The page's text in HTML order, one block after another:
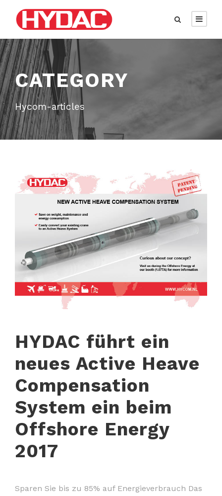
CATEGORY
Hycom-articles
HYDAC führt ein
neues Active Heave
Compensation
System ein beim
Offshore Energy
2017
Sparen Sie bis zu 85% auf Energieverbrauch Das